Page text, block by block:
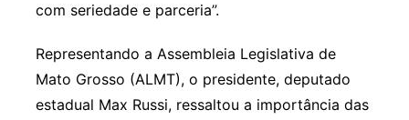
com seriedade e parceria”.
Representando a Assembleia Legislativa de
Mato Grosso (ALMT), o presidente, deputado
estadual Max Russi, ressaltou a importância das